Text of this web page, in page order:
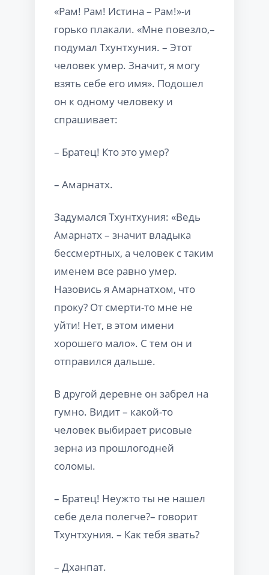
«Рам! Рам! Истина – Рам!»-и
горько плакали. «Мне повезло,–
подумал Тхунтхуния. – Этот
человек умер. Значит, я могу
взять себе его имя». Подошел
он к одному человеку и
спрашивает:
– Братец! Кто это умер?
– Амарнатх.
Задумался Тхунтхуния: «Ведь
Амарнатх – значит владыка
бессмертных, а человек с таким
именем все равно умер.
Назовись я Амарнатхом, что
проку? От смерти-то мне не
уйти! Нет, в этом имени
хорошего мало». С тем он и
отправился дальше.
В другой деревне он забрел на
гумно. Видит – какой-то
человек выбирает рисовые
зерна из прошлогодней
соломы.
– Братец! Неужто ты не нашел
себе дела полегче?– говорит
Тхунтхуния. – Как тебя звать?
– Дханпат.